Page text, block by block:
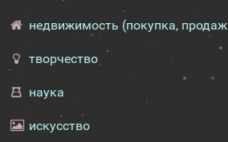
недвижимость (покупка,
творчество
наука
искусство